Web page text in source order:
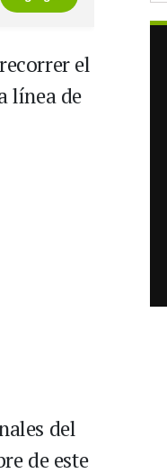
el
línea de
del
de este